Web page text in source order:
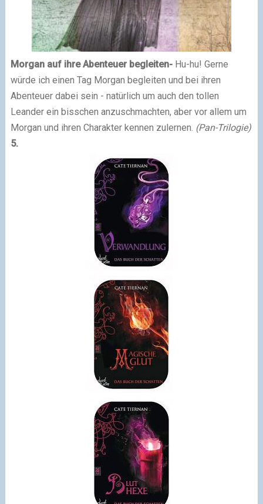
Morgan auf ihre Abenteuer begleiten- Hu-hu! Gerne
würde ich einen Tag Morgan begleiten und bei ihren
Abenteuer dabei sein - natürlich um auch den tollen
Leander ein bisschen anzuschmachten, aber vor allem um
Morgan und ihren Charakter kennen zulernen. (Pan-Trilogie)
5.